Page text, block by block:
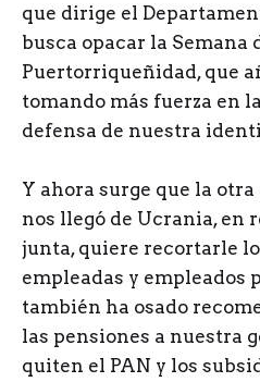
que dirige el
busca opacar la Semana
Puertorriqueñidad, que
tomando más fuerza en
defensa de nuestra
Y ahora surge que la
nos llegó de Ucrania, en
junta, quiere recortarle
empleadas y empleados
también ha osado
las pensiones a nuestra
quiten el PAN y los